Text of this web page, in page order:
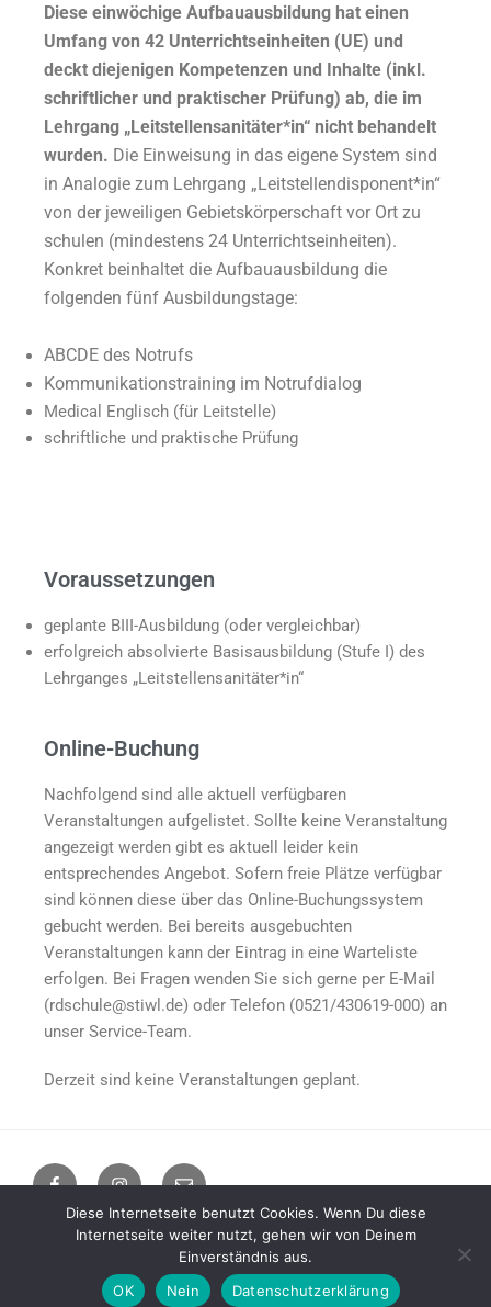
Diese einwöchige Aufbauausbildung hat einen
Umfang von 42 Unterrichtseinheiten (UE) und
deckt diejenigen Kompetenzen und Inhalte (inkl.
schriftlicher und praktischer Prüfung) ab, die im
Lehrgang „Leitstellensanitäter*in“ nicht behandelt
wurden. Die Einweisung in das eigene System sind
in Analogie zum Lehrgang „Leitstellendisponent*in“
von der jeweiligen Gebietskörperschaft vor Ort zu
schulen (mindestens 24 Unterrichtseinheiten).
Konkret beinhaltet die Aufbauausbildung die
folgenden fünf Ausbildungstage:
ABCDE des Notrufs
Kommunikationstraining im Notrufdialog
Medical Englisch (für Leitstelle)
schriftliche und praktische Prüfung
Voraussetzungen
geplante BIII-Ausbildung (oder vergleichbar)
erfolgreich absolvierte Basisausbildung (Stufe I) des
Lehrganges „Leitstellensanitäter*in“
Online-Buchung
Nachfolgend sind alle aktuell verfügbaren
Veranstaltungen aufgelistet. Sollte keine Veranstaltung
angezeigt werden gibt es aktuell leider kein
entsprechendes Angebot. Sofern freie Plätze verfügbar
sind können diese über das Online-Buchungssystem
gebucht werden. Bei bereits ausgebuchten
Veranstaltungen kann der Eintrag in eine Warteliste
erfolgen. Bei Fragen wenden Sie sich gerne per E-Mail
(rdschule@stiwl.de) oder Telefon (0521/430619-000) an
unser Service-Team.
Derzeit sind keine Veranstaltungen geplant.
Impressum / Datenschutzerklärung
Stolz präsentiert von
WordPress
Diese Internetseite benutzt Cookies. Wenn Du diese
Internetseite weiter nutzt, gehen wir von Deinem
Einverständnis aus.
OK
Nein Datenschutzerklärung